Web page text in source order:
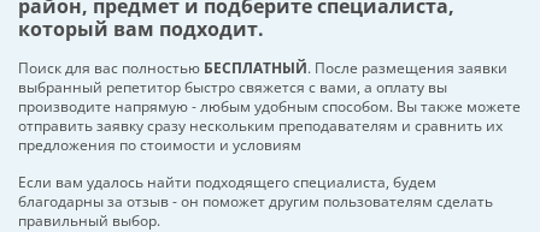
район, предмет и подберите специалиста,
который вам подходит.
Поиск для вас полностью БЕСПЛАТНЫЙ. После размещения заявки
выбранный репетитор быстро свяжется с вами, а оплату вы
производите напрямую - любым удобным способом. Вы также можете
отправить заявку сразу нескольким преподавателям и сравнить их
предложения по стоимости и условиям
Если вам удалось найти подходящего специалиста, будем
благодарны за отзыв - он поможет другим пользователям сделать
правильный выбор.